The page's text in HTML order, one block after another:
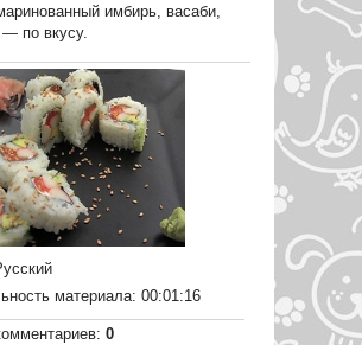
имбирь, васаби,
— по вкусу.
материала: 00:01:16
: 0